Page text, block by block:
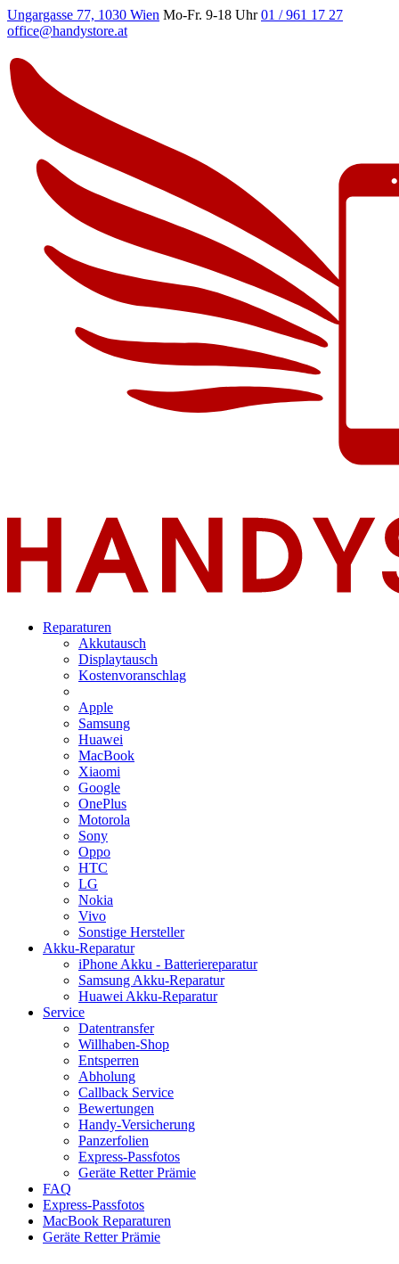
Ungargasse 77, 1030 Wien Mo-Fr. 9-18 Uhr 01 / 961 17 27
office@handystore.at
Reparaturen
Akkutausch
Displaytausch
Kostenvoranschlag
Apple
Samsung
Huawei
MacBook
Xiaomi
Google
OnePlus
Motorola
Sony
Oppo
HTC
LG
Nokia
Vivo
Sonstige Hersteller
Akku-Reparatur
iPhone Akku - Batteriereparatur
Samsung Akku-Reparatur
Huawei Akku-Reparatur
Service
Datentransfer
Willhaben-Shop
Entsperren
Abholung
Callback Service
Bewertungen
Handy-Versicherung
Panzerfolien
Express-Passfotos
Geräte Retter Prämie
FAQ
Express-Passfotos
MacBook Reparaturen
Geräte Retter Prämie